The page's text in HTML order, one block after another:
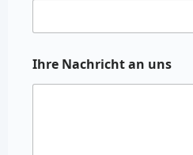
Ihre Nachricht an uns